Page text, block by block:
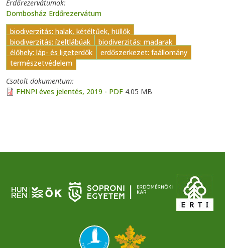
Erdőrezervátumok
Dombosház Erdőrezervátum
biodiverzitás: halak, kétéltűek, hüllők
biodiverzitás: ízeltlábúak
biodiverzitás: madarak
élőhely: láp- és ligeterdők
erdőszerkezet: faállomány
természetvédelem
Csatolt dokumentum
FHNPI éves jelentés, 2019 - PDF 4.05 MB